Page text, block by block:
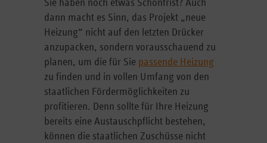
Sie haben noch etwas Schonfrist? Auch
dann macht es Sinn, das Projekt „neue
Heizung“ nicht auf den letzten Drücker
anzupacken, sondern vorausschauend zu
planen, um die für Sie passende Heizung
zu finden und in vollen Umfang von den
staatlichen Fördermöglichkeiten zu
profitieren. Denn sollte für Ihre Heizung
bereits eine Austauschpflicht bestehen,
können die staatlichen Zuschüsse nicht